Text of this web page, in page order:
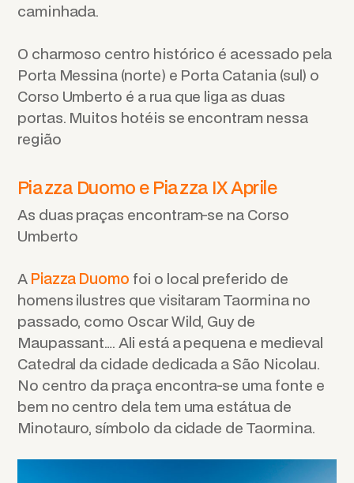
caminhada.
O charmoso centro histórico é acessado pela
Porta Messina (norte) e Porta Catania (sul) o
Corso Umberto é a rua que liga as duas
portas. Muitos hotéis se encontram nessa
região
Piazza Duomo e Piazza IX Aprile
As duas praças encontram-se na Corso
Umberto
A Piazza Duomo foi o local preferido de
homens ilustres que visitaram Taormina no
passado, como Oscar Wild, Guy de
Maupassant…. Ali está a pequena e medieval
Catedral da cidade dedicada a São Nicolau.
No centro da praça encontra-se uma fonte e
bem no centro dela tem uma estátua de
Minotauro, símbolo da cidade de Taormina.